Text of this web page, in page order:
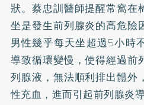
狀。蔡忠訓醫師提醒常窩在
坐是發生前列腺炎的高危險
男性幾乎每天坐超過5小時
導致循環變慢，使得經過前
列腺液，無法順利排出體外
性充血，進而引起前列腺炎